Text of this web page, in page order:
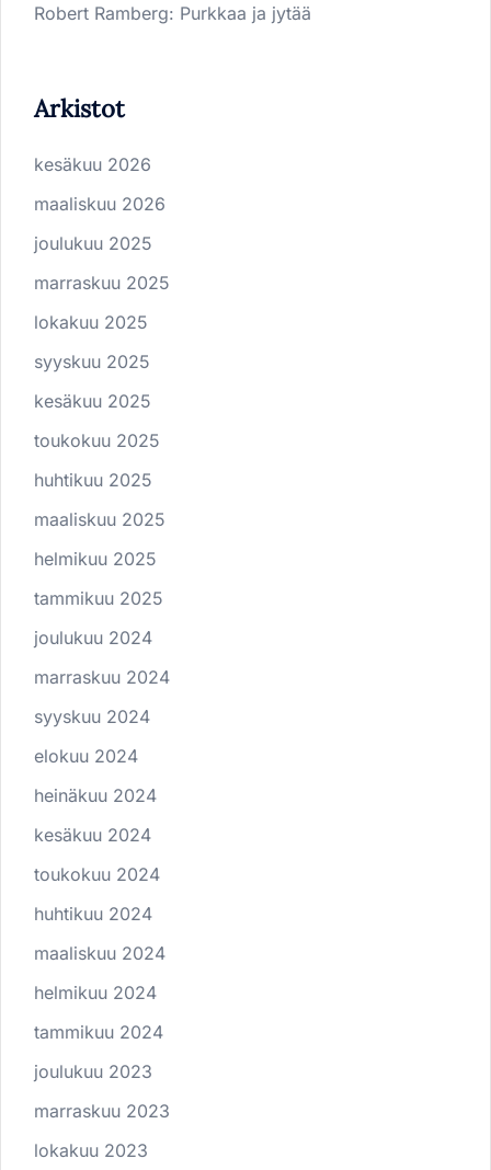
Robert Ramberg: Purkkaa ja jytää
Arkistot
kesäkuu 2026
maaliskuu 2026
joulukuu 2025
marraskuu 2025
lokakuu 2025
syyskuu 2025
kesäkuu 2025
toukokuu 2025
huhtikuu 2025
maaliskuu 2025
helmikuu 2025
tammikuu 2025
joulukuu 2024
marraskuu 2024
syyskuu 2024
elokuu 2024
heinäkuu 2024
kesäkuu 2024
toukokuu 2024
huhtikuu 2024
maaliskuu 2024
helmikuu 2024
tammikuu 2024
joulukuu 2023
marraskuu 2023
lokakuu 2023